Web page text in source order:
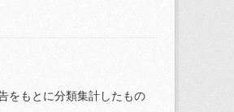
をもとに分類集計したもの